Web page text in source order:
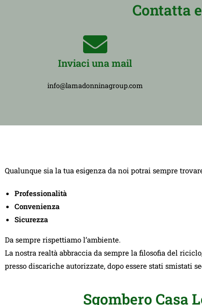
Contatta
Inviaci una mail
info@lamadonninagroup.com
Qualunque sia la tua esigenza da noi potrai sempre
Professionalità
Convenienza
Sicurezza
Da sempre rispettiamo l’ambiente.
La nostra realtà abbraccia da sempre la filosofia del
presso discariche autorizzate, dopo essere stati smistati
Sgombero Casa